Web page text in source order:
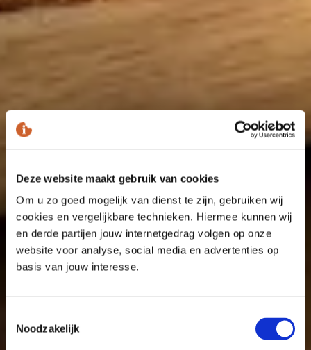
Deze website maakt gebruik van cookies
Om u zo goed mogelijk van dienst te zijn, gebruiken wij
cookies en vergelijkbare technieken. Hiermee kunnen wij
en derde partijen jouw internetgedrag volgen op onze
website voor analyse, social media en advertenties op
basis van jouw interesse.
Noodzakelijk